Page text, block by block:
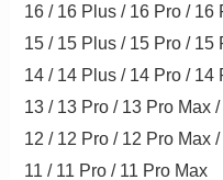
16 / 16 Plus / 16 Pro / 16
15 / 15 Plus / 15 Pro / 15
14 / 14 Plus / 14 Pro / 14
13 / 13 Pro / 13 Pro Max
12 / 12 Pro / 12 Pro Max
11 / 11 Pro / 11 Pro Max